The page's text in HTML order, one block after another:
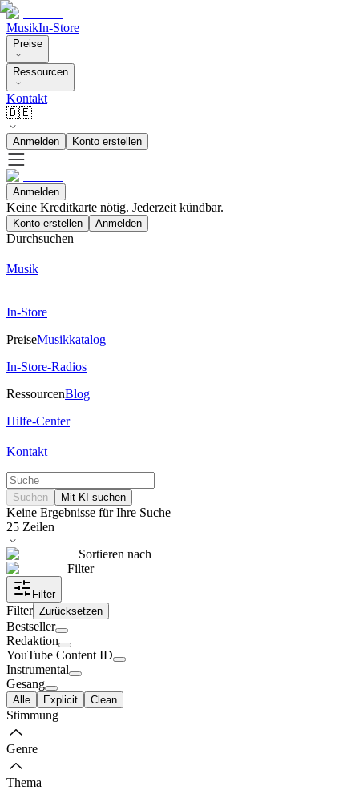
MusikIn-Store
Preise
Ressourcen
Kontakt
🇩🇪
Anmelden Konto erstellen
Anmelden
Keine Kreditkarte nötig. Jederzeit kündbar.
Konto erstellen Anmelden
Durchsuchen
Musik
In-Store
PreiseMusikkatalog
In-Store-Radios
RessourcenBlog
Hilfe-Center
Kontakt
Suchen Mit KI suchen
Keine Ergebnisse für Ihre Suche
25 Zeilen
Sortieren nach
Filter
Filter
Filter Zurücksetzen
Bestseller
Redaktion
YouTube Content ID
Instrumental
Gesang
Alle Explicit Clean
Stimmung
Genre
Thema